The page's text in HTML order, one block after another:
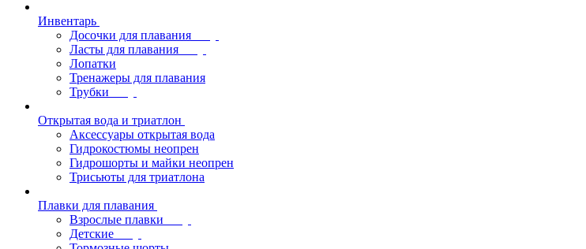
Инвентарь
Досочки для плавания
Ласты для плавания
Лопатки
Тренажеры для плавания
Трубки
Открытая вода и триатлон
Аксессуары открытая вода
Гидрокостюмы неопрен
Гидрошорты и майки неопрен
Трисьюты для триатлона
Плавки для плавания
Взрослые плавки
Детские